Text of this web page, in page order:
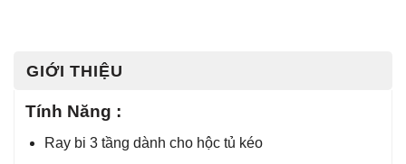
GIỚI THIỆU
Tính Năng :
Ray bi 3 tầng dành cho hộc tủ kéo